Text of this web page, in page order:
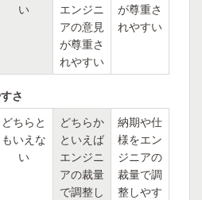
い
エンジニ
アの意見
が尊重さ
れやすい
が尊重さ
れやすい
さ
どちらと
もいえな
い
どちらか
といえば
エンジニ
アの裁量
で調整し
納期や仕
様をエン
ジニアの
裁量で調
整しやす